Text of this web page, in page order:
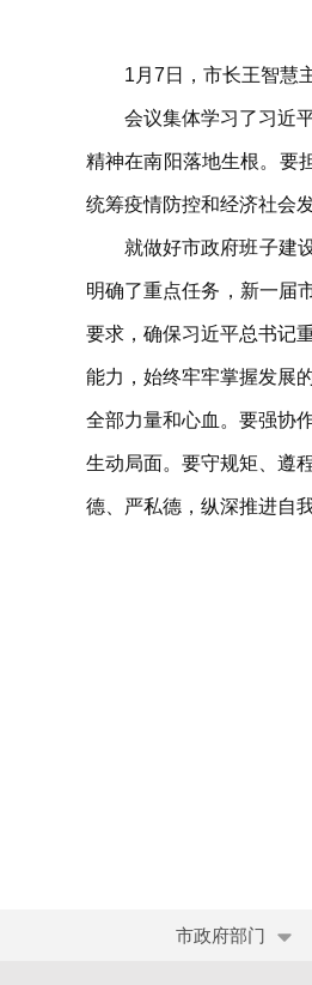
1月7日，市长王智慧
会议集体学习了习近
精神在南阳落地生根。要
统筹疫情防控和经济社会
就做好市政府班子建
明确了重点任务，新一届
要求，确保习近平总书记
能力，始终牢牢掌握发展
全部力量和心血。要强协
生动局面。要守规矩、遵
德、严私德，纵深推进自
市政府部门